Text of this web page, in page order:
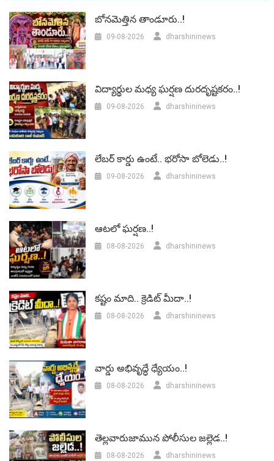
బోనమెత్తిన తాండూరు..!
09-08-2026 dharshininews
విద్యార్థుల మధ్య ఘర్షణ దురదృష్టకరం..!
09-08-2026 dharshininews
లేబర్‌ కార్డు ఉంటే.. భరోసా బోలెడు..!
09-08-2026 dharshininews
ఆటలో ఘర్షణ..!
08-08-2026 dharshininews
కష్టం మాది.. క్రెడిట్ మీదా..!
08-08-2026 dharshininews
వార్డు అభివృద్ధే ధ్యేయం..!
08-08-2026 dharshininews
తెల్లవారుజామున పోలీసుల జల్లెడ..!
08-08-2026 dharshininews